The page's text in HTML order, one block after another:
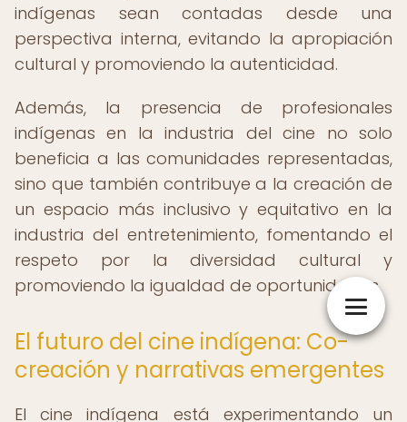
indígenas sean contadas desde una
perspectiva interna, evitando la apropiación
cultural y promoviendo la autenticidad.
Además, la presencia de profesionales
indígenas en la industria del cine no solo
beneficia a las comunidades representadas,
sino que también contribuye a la creación de
un espacio más inclusivo y equitativo en la
industria del entretenimiento, fomentando el
respeto por la diversidad cultural y
promoviendo la igualdad de oportunidades.
El futuro del cine indígena: Co-
creación y narrativas emergentes
El cine indígena está experimentando un